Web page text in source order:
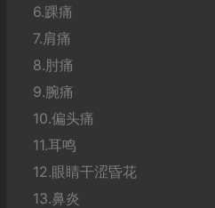
6.踝痛
7.肩痛
8.肘痛
9.腕痛
10.偏头痛
11.耳鸣
12.眼睛干涩昏花
13.鼻炎